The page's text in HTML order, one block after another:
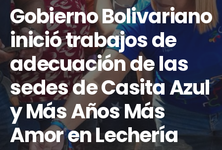
Gobierno Bolivariano
inició trabajos de
adecuación de las
sedes de Casita Azul
y Más Años Más
Amor en Lechería